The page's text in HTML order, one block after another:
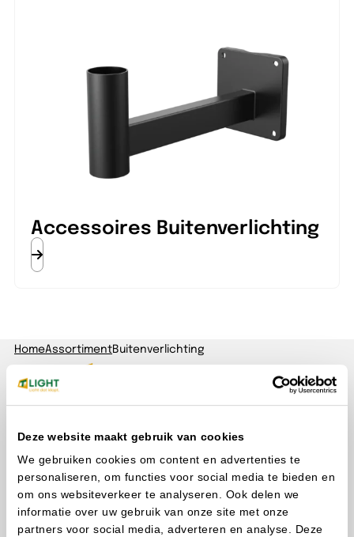
Deze website maakt gebruik van cookies
We gebruiken cookies om content en advertenties te
personaliseren, om functies voor social media te bieden en
om ons websiteverkeer te analyseren. Ook delen we
informatie over uw gebruik van onze site met onze
partners voor social media, adverteren en analyse. Deze
Accessoires Buitenverlichting
HomeAssortimentBuitenverlichting
Klantenservice
Vragen? Onze adviseurs zijn alle werkdagen bereikbaar
tussen 8:00 en 17:00